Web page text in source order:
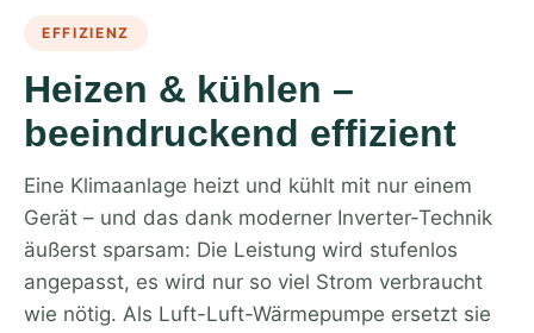
EFFIZIENZ
Heizen & kühlen –
beeindruckend effizient
Eine Klimaanlage heizt und kühlt mit nur einem
Gerät – und das dank moderner Inverter-Technik
äußerst sparsam: Die Leistung wird stufenlos
angepasst, es wird nur so viel Strom verbraucht
wie nötig. Als Luft-Luft-Wärmepumpe ersetzt sie